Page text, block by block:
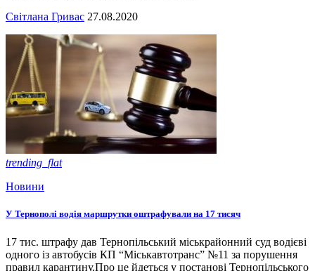
Світлана Гривас 27.08.2020
trending_flat
Новини
У Тернополі водія маршрутки оштрафували на 17 тисяч
17 тис. штрафу дав Тернопільський міськрайонний суд водієві
одного із автобусів КП “Міськавтотранс” №11 за порушення
правил карантину.Про це йдеться у постанові Тернопільського